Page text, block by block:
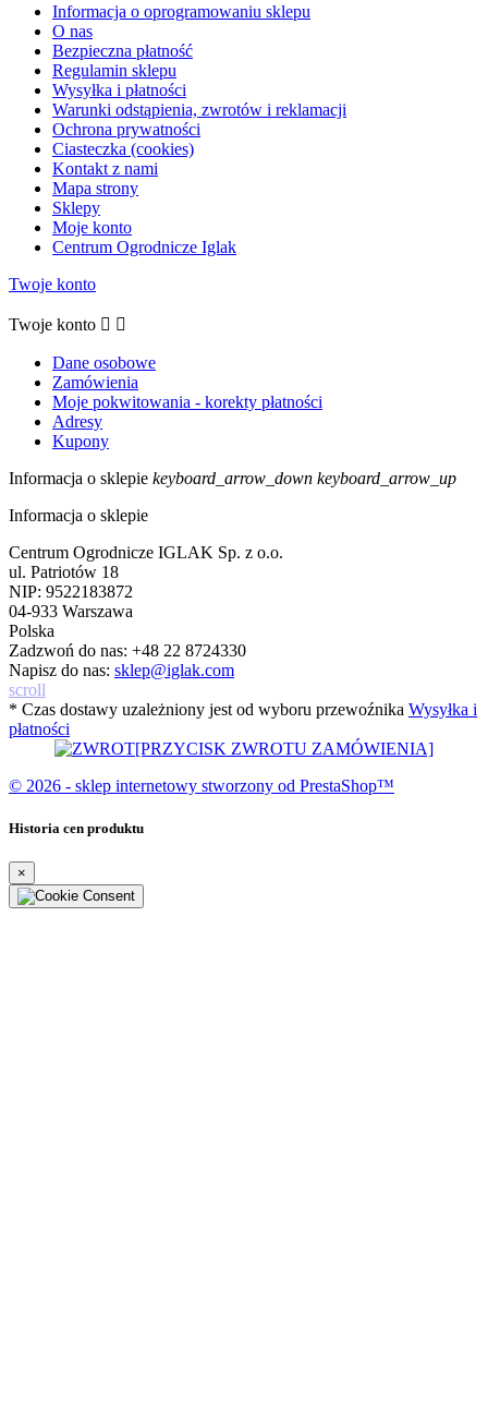
Informacja o oprogramowaniu sklepu
O nas
Bezpieczna płatność
Regulamin sklepu
Wysyłka i płatności
Warunki odstąpienia, zwrotów i reklamacji
Ochrona prywatności
Ciasteczka (cookies)
Kontakt z nami
Mapa strony
Sklepy
Moje konto
Centrum Ogrodnicze Iglak
Twoje konto
Twoje konto  
Dane osobowe
Zamówienia
Moje pokwitowania - korekty płatności
Adresy
Kupony
Informacja o sklepie keyboard_arrow_down keyboard_arrow_up
Informacja o sklepie
Centrum Ogrodnicze IGLAK Sp. z o.o.
ul. Patriotów 18
NIP: 9522183872
04-933 Warszawa
Polska
Zadzwoń do nas: +48 22 8724330
Napisz do nas: sklep@iglak.com
scroll
* Czas dostawy uzależniony jest od wyboru przewoźnika Wysyłka i
płatności
[PRZYCISK ZWROTU ZAMÓWIENIA]
© 2026 - sklep internetowy stworzony od PrestaShop™
Historia cen produktu
×